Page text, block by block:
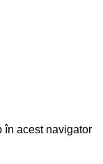
în acest navigator